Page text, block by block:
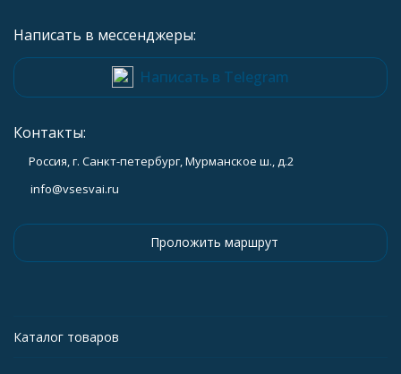
Написать в мессенджеры:
Написать в Telegram
Контакты:
Россия, г. Санкт-петербург, Мурманское ш., д.2
info@vsesvai.ru
Проложить маршрут
Каталог товаров